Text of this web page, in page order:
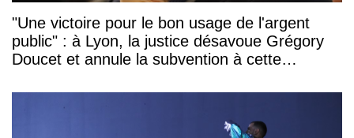
"Une victoire pour le bon usage de l'argent
public" : à Lyon, la justice désavoue Grégory
Doucet et annule la subvention à cette